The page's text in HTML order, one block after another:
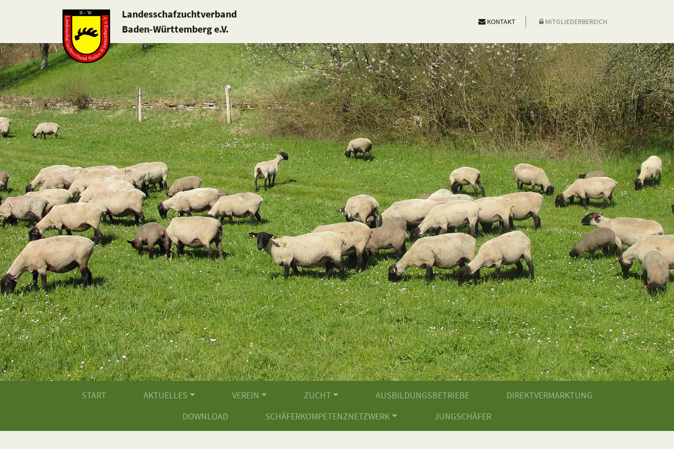
Landesschafzuchtverband
Baden-Württemberg e.V.
KONTAKT MITGLIEDERBEREICH
START AKTUELLES VEREIN ZUCHT AUSBILDUNGSBETRIEBE
DIREKTVERMARKTUNG
DOWNLOAD
SCHÄFERKOMPETENZNETZWERK JUNGSCHÄFER